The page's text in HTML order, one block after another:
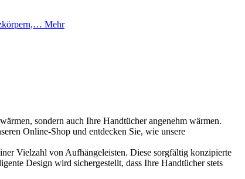
Mehr
sondern auch Ihre Handtücher angenehm wärmen.
Online-Shop und entdecken Sie, wie unsere
Vielzahl von Aufhängeleisten. Diese sorgfältig konzipierte
Design wird sichergestellt, dass Ihre Handtücher stets